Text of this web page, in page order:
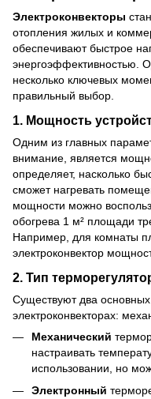
Электроконвекторы
отопления жилых и
обеспечивают быстрое
энергоэффективностью.
несколько ключевых
правильный выбор.
1. Мощность
Одним из главных
внимание, является
определяет, насколько
сможет нагревать
мощности можно
обогрева 1 м² площади
Например, для комнаты
электроконвектор
2. Тип
Существуют два
электроконвекторах:
Механический
настраивать
использовании, но
Электронный